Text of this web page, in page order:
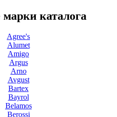
каталога
Agree's
Alumet
Amigo
Argus
Arno
Avgust
Bartex
Bayrol
Belamos
Berossi